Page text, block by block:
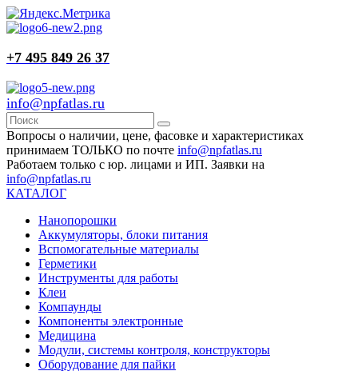
+7 495 849 26 37
info@npfatlas.ru
Вопросы о наличии, цене, фасовке и характеристиках
принимаем ТОЛЬКО по почте info@npfatlas.ru
Работаем только с юр. лицами и ИП. Заявки на
info@npfatlas.ru
КАТАЛОГ
Нанопорошки
Аккумуляторы, блоки питания
Вспомогательные материалы
Герметики
Инструменты для работы
Клеи
Компаунды
Компоненты электронные
Медицина
Модули, системы контроля, конструкторы
Оборудование для пайки